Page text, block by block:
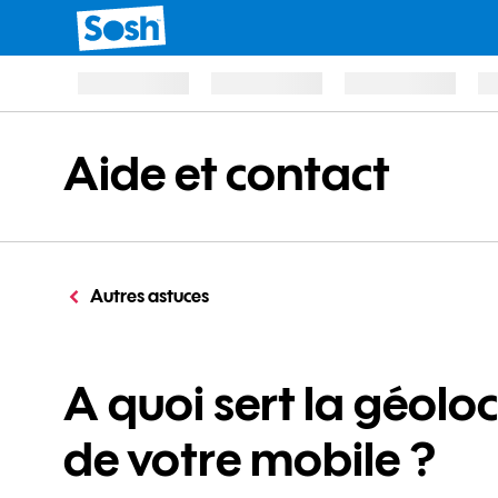
Aide et contact
Autres astuces
A quoi sert la
de votre mobile ?